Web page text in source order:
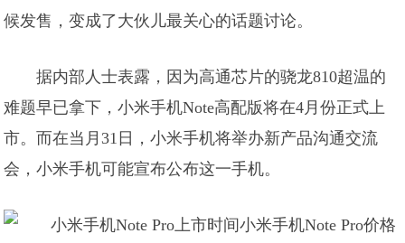
候发售，变成了大伙儿最关心的话题讨论。
据内部人士表露，因为高通芯片的骁龙810超温的
难题早已拿下，小米手机Note高配版将在4月份正式上
市。而在当月31日，小米手机将举办新产品沟通交流
会，小米手机可能宣布公布这一手机。